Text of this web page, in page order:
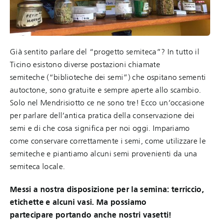
Già sentito parlare del “progetto semiteca”? In tutto il
Ticino esistono diverse postazioni chiamate
semiteche (“biblioteche dei semi”) che ospitano sementi
autoctone, sono gratuite e sempre aperte allo scambio.
Solo nel Mendrisiotto ce ne sono tre! Ecco un’occasione
per parlare dell’antica pratica della conservazione dei
semi e di che cosa significa per noi oggi. Impariamo
come conservare correttamente i semi, come utilizzare le
semiteche e piantiamo alcuni semi provenienti da una
semiteca locale.
Messi a nostra disposizione per la semina: terriccio,
etichette e alcuni vasi. Ma possiamo
partecipare portando anche nostri vasetti!